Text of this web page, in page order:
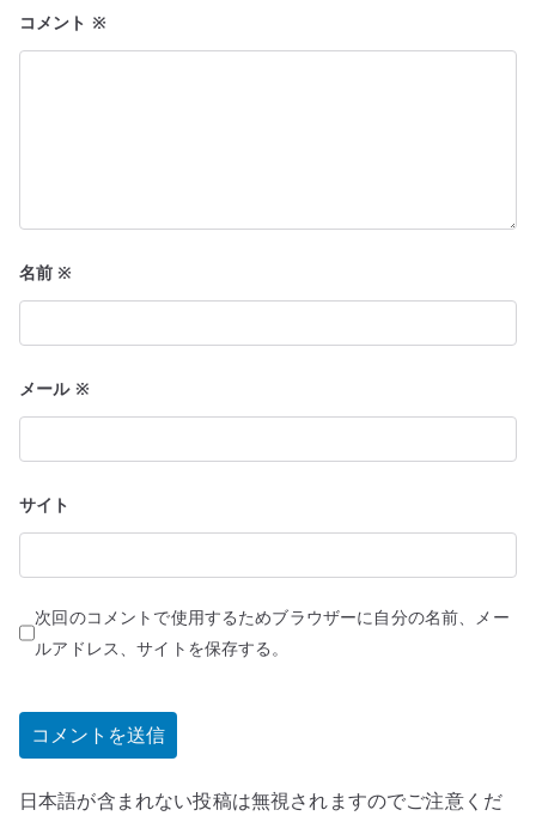
コメント ※
名前※
メール ※
サイト
次回のコメントで使用するためブラウザーに自分の名前、メー
ルアドレス、サイトを保存する。
日本語が含まれない投稿は無視されますのでご注意くだ